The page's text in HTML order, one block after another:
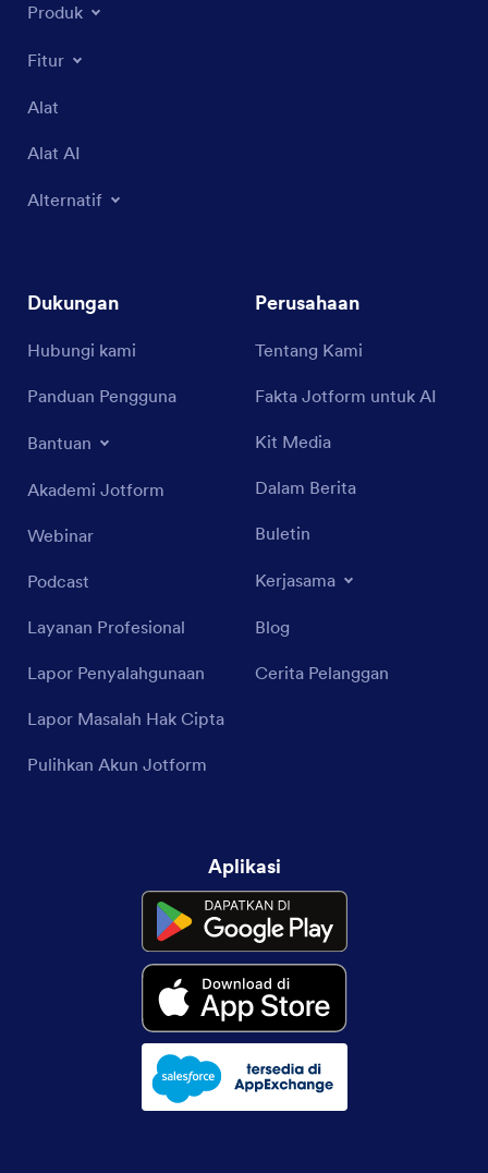
Produk
Fitur
Alat
Alat AI
Alternatif
Dukungan
Hubungi kami
Panduan Pengguna
Bantuan
Akademi Jotform
Webinar
Podcast
Layanan Profesional
Lapor Penyalahgunaan
Lapor Masalah Hak Cipta
Pulihkan Akun Jotform
Perusahaan
Tentang Kami
Fakta Jotform untuk AI
Kit Media
Dalam Berita
Buletin
Kerjasama
Blog
Cerita Pelanggan
Aplikasi